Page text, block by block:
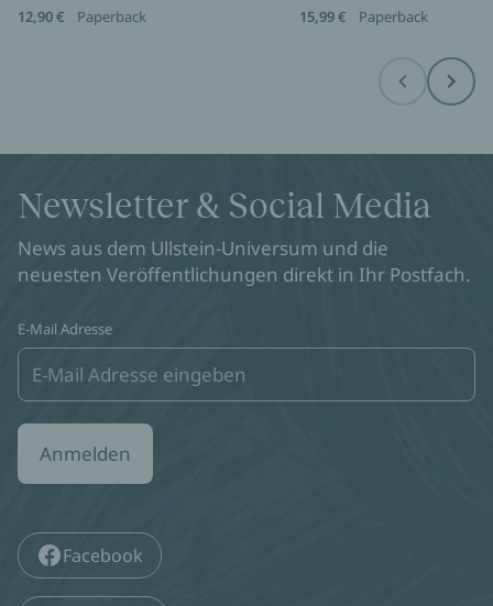
12,90 €
Paperback
15,99 €
Paperback
Before Next
Newsletter & Social Media
News aus dem Ullstein-Universum und die
neuesten Veröffentlichungen direkt in Ihr Postfach.
E-Mail Adresse
Anmelden
Facebook